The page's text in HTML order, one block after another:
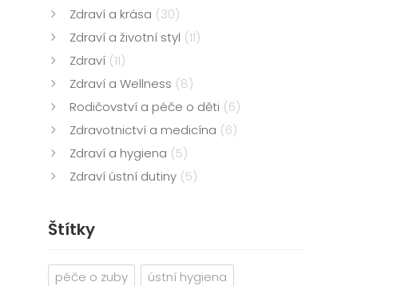
Zdraví a krása (30)
Zdraví a životní styl (11)
Zdraví (11)
Zdraví a Wellness (8)
Rodičovství a péče o děti (6)
Zdravotnictví a medicína (6)
Zdraví a hygiena (5)
Zdraví ústní dutiny (5)
Štítky
péče o zuby
ústní hygiena